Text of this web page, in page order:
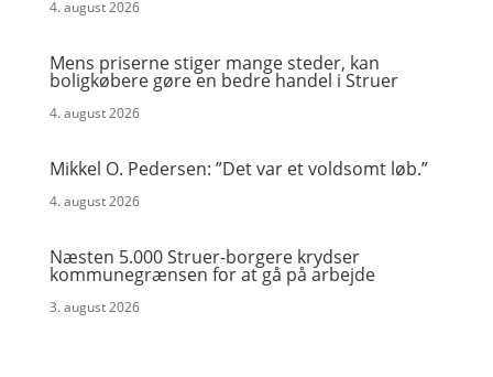
4. august 2026
Mens priserne stiger mange steder, kan
boligkøbere gøre en bedre handel i Struer
4. august 2026
Mikkel O. Pedersen: ”Det var et voldsomt løb.”
4. august 2026
Næsten 5.000 Struer-borgere krydser
kommunegrænsen for at gå på arbejde
3. august 2026